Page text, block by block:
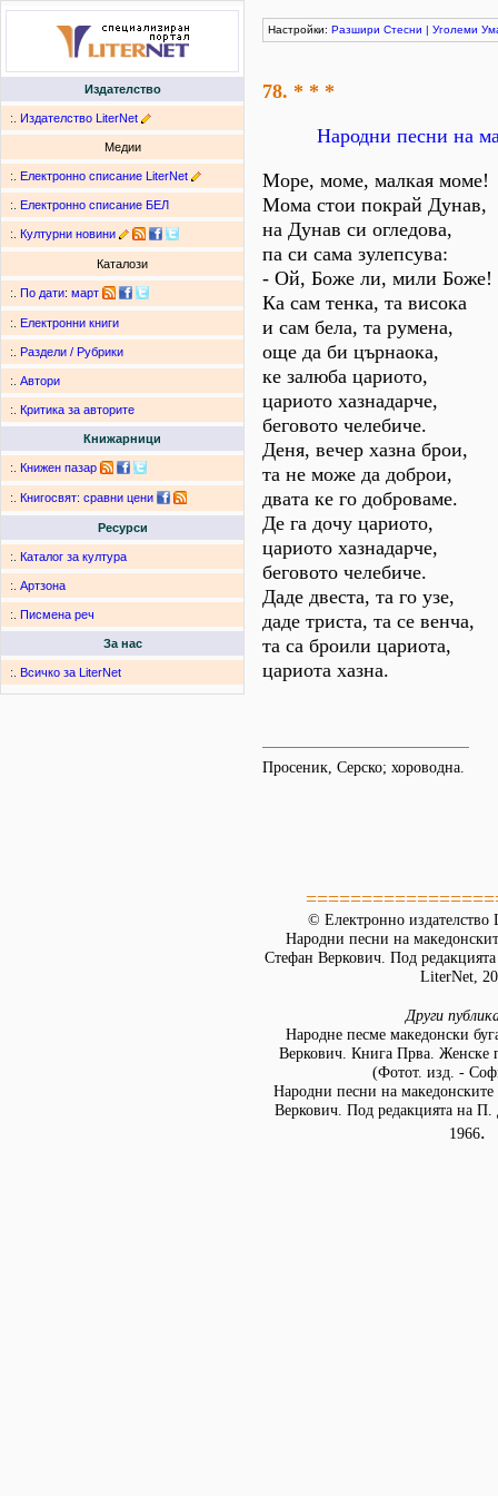
Издателство
:. Издателство LiterNet
Медии
:. Електронно списание LiterNet
:. Електронно списание БЕЛ
:. Културни новини
Каталози
:. По дати: март
:. Електронни книги
:. Раздели / Рубрики
:. Автори
:. Критика за авторите
Книжарници
:. Книжен пазар
:. Книгосвят: сравни цени
Ресурси
:. Каталог за култура
:. Артзона
:. Писмена реч
За нас
:. Всичко за LiterNet
Настройки: Разшири Стесни | Уголеми
78. * * *
Народни песни на
Море, моме, малкая моме!
Мома стои покрай Дунав,
на Дунав си огледова,
па си сама зулепсува:
- Ой, Боже ли, мили Боже!
Ка сам тенка, та висока
и сам бела, та румена,
още да би църнаока,
ке залюба цариото,
цариото хазнадарче,
беговото челебиче.
Деня, вечер хазна брои,
та не може да доброи,
двата ке го доброваме.
Де га дочу цариото,
цариото хазнадарче,
беговото челебиче.
Даде двеста, та го узе,
даде триста, та се венча,
та са броили цариота,
цариота хазна.
Просеник, Серско; хороводна.
© Електронно издателство
Народни песни на
Стефан Веркович. Под
LiterNet,
Други
Народне песме македонски
Веркович. Книга Прва. Женске
(Фотот. изд. -
Народни песни на
Веркович. Под редакцията на
1966.